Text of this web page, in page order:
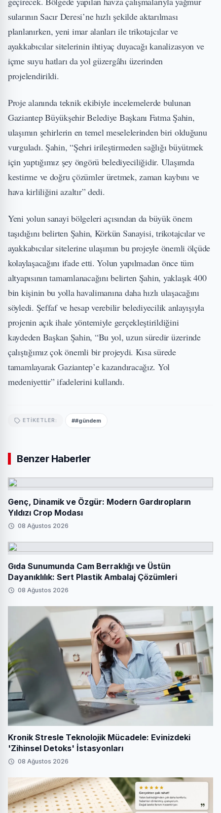
sularının Sacır Deresi’ne hızlı şekilde aktarılması
planlanırken, yeni imar alanları ile trikotajcılar ve
ayakkabıcılar sitelerinin ihtiyaç duyacağı kanalizasyon ve
içme suyu hatları da yol güzergâhı üzerinden
projelendirildi.
Proje alanında teknik ekibiyle incelemelerde bulunan
Gaziantep Büyükşehir Belediye Başkanı Fatma Şahin,
ulaşımın şehirlerin en temel meselelerinden biri olduğunu
vurguladı. Şahin, “Şehri irileştirmeden sağlığı büyütmek
için yaptığımız şey öngörü belediyeciliğidir. Ulaşımda
kestirme ve doğru çözümler üretmek, zaman kaybını ve
hava kirliliğini azaltır” dedi.
Yeni yolun sanayi bölgeleri açısından da büyük önem
taşıdığını belirten Şahin, Körkün Sanayisi, trikotajcılar ve
ayakkabıcılar sitelerine ulaşımın bu projeyle önemli ölçüde
kolaylaşacağını ifade etti. Yolun yapılmadan önce tüm
altyapısının tamamlanacağını belirten Şahin, yaklaşık 400
bin kişinin bu yolla havalimanına daha hızlı ulaşacağını
söyledi. Şeffaf ve hesap verebilir belediyecilik anlayışıyla
projenin açık ihale yöntemiyle gerçekleştirildiğini
kaydeden Başkan Şahin, “Bu yol, uzun süredir üzerinde
çalıştığımız çok önemli bir projeydi. Kısa sürede
tamamlayarak Gaziantep’e kazandıracağız. Yol
medeniyettir” ifadelerini kullandı.
ETIKETLER: ##gündem
Benzer Haberler
Genç, Dinamik ve Özgür: Modern Gardıropların
Yıldızı Crop Modası
08 Ağustos 2026
Gıda Sunumunda Cam Berraklığı ve Üstün
Dayanıklılık: Sert Plastik Ambalaj Çözümleri
08 Ağustos 2026
Kronik Stresle Teknolojik Mücadele: Evinizdeki
'Zihinsel Detoks' İstasyonları
08 Ağustos 2026